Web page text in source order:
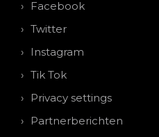
Facebook
Twitter
Instagram
Tik Tok
Privacy settings
Partnerberichten